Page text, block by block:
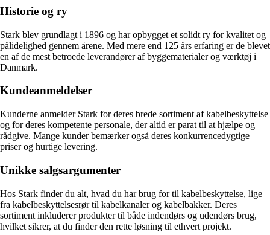
Historie og ry
Stark blev grundlagt i 1896 og har opbygget et solidt ry for kvalitet og
pålidelighed gennem årene. Med mere end 125 års erfaring er de blevet
en af de mest betroede leverandører af byggematerialer og værktøj i
Danmark.
Kundeanmeldelser
Kunderne anmelder Stark for deres brede sortiment af kabelbeskyttelse
og for deres kompetente personale, der altid er parat til at hjælpe og
rådgive. Mange kunder bemærker også deres konkurrencedygtige
priser og hurtige levering.
Unikke salgsargumenter
Hos Stark finder du alt, hvad du har brug for til kabelbeskyttelse, lige
fra kabelbeskyttelsesrør til kabelkanaler og kabelbakker. Deres
sortiment inkluderer produkter til både indendørs og udendørs brug,
hvilket sikrer, at du finder den rette løsning til ethvert projekt.